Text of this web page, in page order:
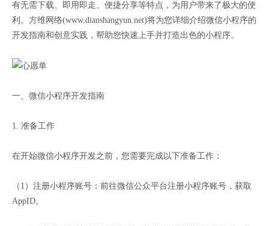
有无需下载、即用即走、便捷分享等特点，为用户带来了极大的便
利。方维网络(www.dianshangyun.net)将为您详细介绍微信小程序的
开发指南和创意实践，帮助您快速上手并打造出色的小程序。
一、微信小程序开发指南
1. 准备工作
在开始微信小程序开发之前，您需要完成以下准备工作：
（1）注册小程序账号：前往微信公众平台注册小程序账号，获取
AppID。